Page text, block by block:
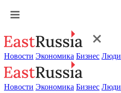
Новости Экономика Бизнес Люди
Новости Экономика Бизнес Люди